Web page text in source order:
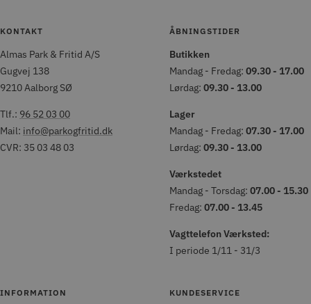
KONTAKT
Almas Park & Fritid A/S
Gugvej 138
9210 Aalborg SØ
Tlf.: 96 52 03 00
Mail: info@parkogfritid.dk
CVR: 35 03 48 03
ÅBNINGSTIDER
Butikken
Mandag - Fredag: 09.30 - 17.00
Lørdag: 09.30 - 13.00
Lager
Mandag - Fredag: 07.30 - 17.00
Lørdag: 09.30 - 13.00
Værkstedet
Mandag - Torsdag: 07.00 - 15.30
Fredag: 07.00 - 13.45
Vagttelefon Værksted:
I periode 1/11 - 31/3
INFORMATION KUNDESERVICE